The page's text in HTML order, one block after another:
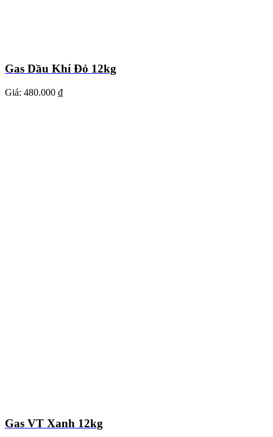
Gas Dầu Khí Đỏ 12kg
Giá: 480.000 ₫
Gas VT Xanh 12kg